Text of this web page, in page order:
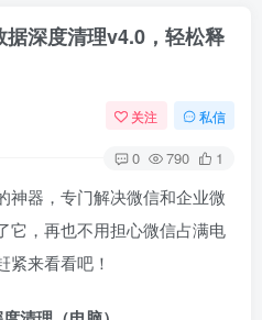
深度清理v4.0，轻松释
关注 私信
0 790 1
神器，专门解决微信和企业微
它，再也不用担心微信占满电
紧来看看吧！